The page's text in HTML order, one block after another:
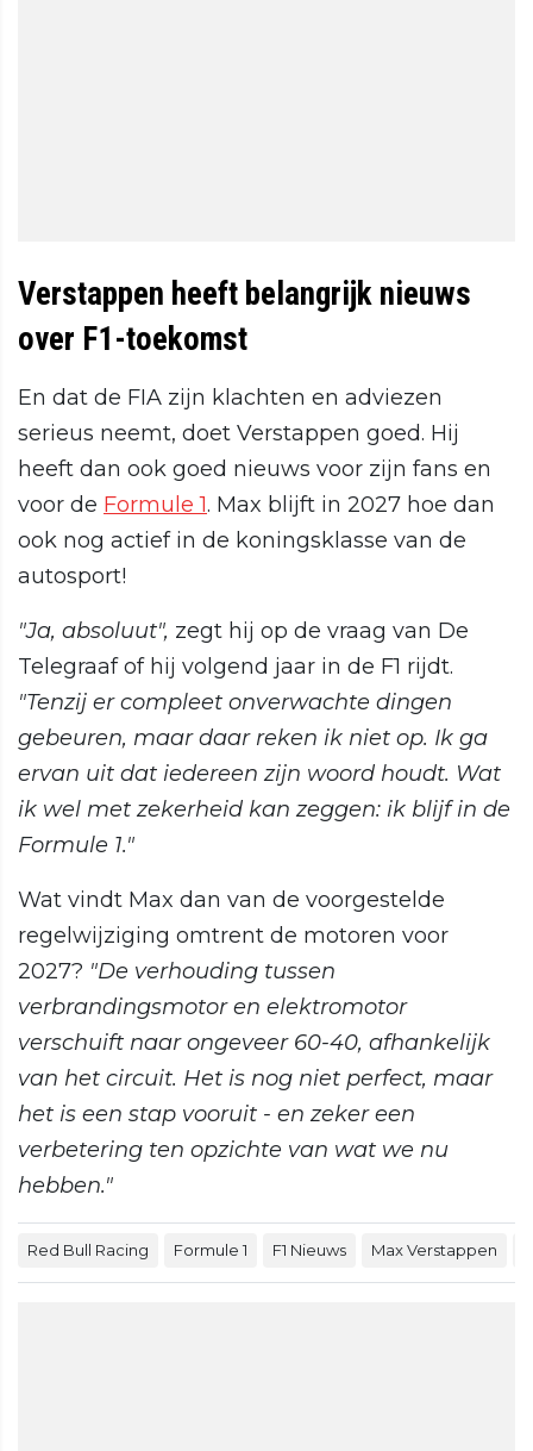
Verstappen heeft belangrijk nieuws
over F1-toekomst
En dat de FIA zijn klachten en adviezen
serieus neemt, doet Verstappen goed. Hij
heeft dan ook goed nieuws voor zijn fans en
voor de Formule 1. Max blijft in 2027 hoe dan
ook nog actief in de koningsklasse van de
autosport!
"Ja, absoluut", zegt hij op de vraag van De
Telegraaf of hij volgend jaar in de F1 rijdt.
"Tenzij er compleet onverwachte dingen
gebeuren, maar daar reken ik niet op. Ik ga
ervan uit dat iedereen zijn woord houdt. Wat
ik wel met zekerheid kan zeggen: ik blijf in de
Formule 1."
Wat vindt Max dan van de voorgestelde
regelwijziging omtrent de motoren voor
2027? "De verhouding tussen
verbrandingsmotor en elektromotor
verschuift naar ongeveer 60-40, afhankelijk
van het circuit. Het is nog niet perfect, maar
het is een stap vooruit - en zeker een
verbetering ten opzichte van wat we nu
hebben."
Red Bull Racing Formule 1 F1 Nieuws Max Verstappen